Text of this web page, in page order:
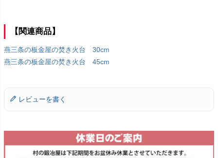
【関連商品】
燕三条の板金屋の焚き火台 30cm
燕三条の板金屋の焚き火台 45cm
レビューを書く